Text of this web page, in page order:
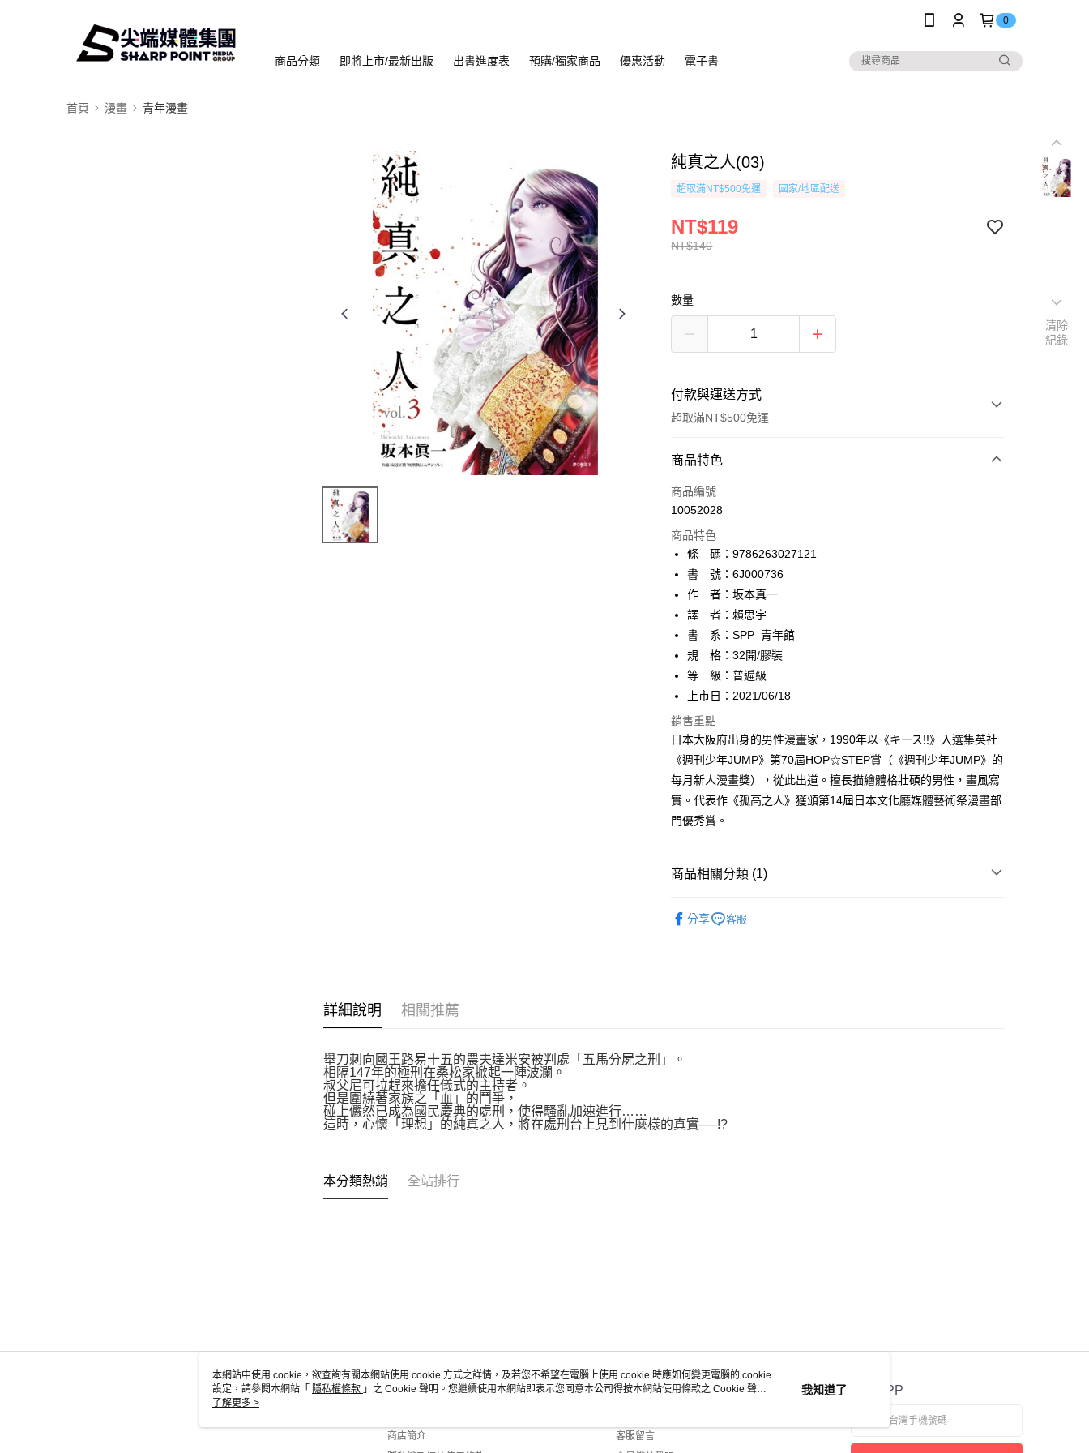
0
商品分類 即將上市/最新出版 出書進度表 預購/獨家商品 優惠活動 電子書
首頁 漫畫 青年漫畫
純真之人(03)
超取滿NT$500免運 國家/地區配送
NT$140
NT$119
數量
付款與運送方式
超取滿NT$500免運
付款方式
信用卡一次付款
AFTEE先享後付
相關說明
AFTEE先享後付是「在收到商品之後才付款」的支付方式。 讓您購物簡單
便利好安心！
１．簡單：不需註冊會員、不需綁卡、不需儲值。
２．便利：只要手機號碼，簡訊認證，即可結帳。
３．安心：先確認商品／服務後，再付款。
１．於結帳方式選擇「AFTEE先享後付」後，將跳轉至「AFTEE先享後
付」結帳頁面，進行簡訊認證並確認金額後，即可完成結帳。
２．訂單成立數日內，您將收到繳費通知簡訊。
３．收到繳費通知簡訊後14天內，點擊此簡訊中的連結，可透過四大超商
／ATM／網路銀行／等多元方式進行付款，方視為交易完成。
※ 請注意：結帳手續完成當下不需立刻繳費，但若您需要取消訂單，請聯
絡購買商品的店家。未經商家同意取消之訂單仍視為有效，需透過AFTEE
先享後付繳納相關費用。
※ 交易是否成功請以「AFTEE先享後付 」之結帳頁面顯示為準，若有關於
【注意事項】
求債權轉讓予恩沛科技股份有限公司。
ATM付款
運送方式
全家取貨付款
每筆NT$80，滿NT$500(含以上)免運費
付款後全家取貨
每筆NT$80，滿NT$500(含以上)免運費
萊爾富取貨付款
每筆NT$80，滿NT$500(含以上)免運費
商品特色
商品編號
10052028
商品特色
條 碼：9786263027121
書 號：6J000736
作 者：坂本真一
譯 者：賴思宇
書 系：SPP_青年館
規 格：32開/膠裝
等 級：普遍級
上市日：2021/06/18
銷售重點
日本大阪府出身的男性漫畫家，1990年以《キース!!》入選集英社
《週刊少年JUMP》第70屆HOP☆STEP賞（《週刊少年JUMP》的
每月新人漫畫獎），從此出道。擅長描繪體格壯碩的男性，畫風寫
實。代表作《孤高之人》獲頒第14屆日本文化廳媒體藝術祭漫畫部
門優秀賞。
商品相關分類 (1)
分享
客服
詳細說明 相關推薦
舉刀刺向國王路易十五的農夫達米安被判處「五馬分屍之刑」。
相隔147年的極刑在桑松家掀起一陣波瀾。
叔父尼可拉趕來擔任儀式的主持者。
但是圍繞著家族之「血」的鬥爭，
碰上儼然已成為國民慶典的處刑，使得騷亂加速進行……
這時，心懷「理想」的純真之人，將在處刑台上見到什麼樣的真實──!?
本分類熱銷 全站排行
關於我們
商店簡介
客服資訊
客服留言
官方APP
清除
紀錄
本網站中使用 cookie，欲查詢有關本網站使用 cookie 方式之詳情，及若您不希望在電腦上使用 cookie 時應如何變更電腦的 cookie
設定，請參閱本網站「 隱私權條款 」之 Cookie 聲明。您繼續使用本網站即表示您同意本公司得按本網站使用條款之 Cookie 聲明
使用 cookie。
了解更多 >
我知道了